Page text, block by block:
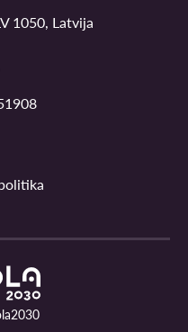
1050, Latvija